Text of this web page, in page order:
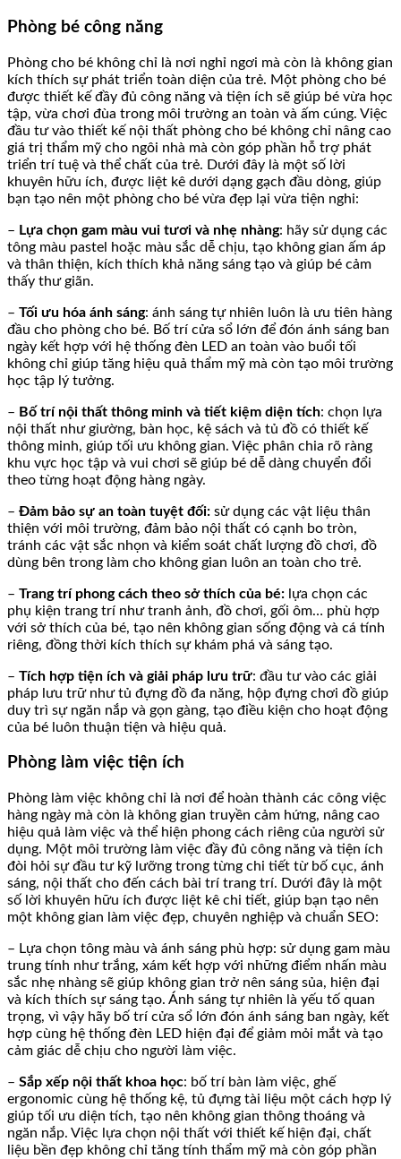
Phòng bé công năng
Phòng cho bé không chỉ là nơi nghỉ ngơi mà còn là không gian
kích thích sự phát triển toàn diện của trẻ. Một phòng cho bé
được thiết kế đầy đủ công năng và tiện ích sẽ giúp bé vừa học
tập, vừa chơi đùa trong môi trường an toàn và ấm cúng. Việc
đầu tư vào thiết kế nội thất phòng cho bé không chỉ nâng cao
giá trị thẩm mỹ cho ngôi nhà mà còn góp phần hỗ trợ phát
triển trí tuệ và thể chất của trẻ. Dưới đây là một số lời
khuyên hữu ích, được liệt kê dưới dạng gạch đầu dòng, giúp
bạn tạo nên một phòng cho bé vừa đẹp lại vừa tiện nghi:
– Lựa chọn gam màu vui tươi và nhẹ nhàng: hãy sử dụng các
tông màu pastel hoặc màu sắc dễ chịu, tạo không gian ấm áp
và thân thiện, kích thích khả năng sáng tạo và giúp bé cảm
thấy thư giãn.
– Tối ưu hóa ánh sáng: ánh sáng tự nhiên luôn là ưu tiên hàng
đầu cho phòng cho bé. Bố trí cửa sổ lớn để đón ánh sáng ban
ngày kết hợp với hệ thống đèn LED an toàn vào buổi tối
không chỉ giúp tăng hiệu quả thẩm mỹ mà còn tạo môi trường
học tập lý tưởng.
– Bố trí nội thất thông minh và tiết kiệm diện tích: chọn lựa
nội thất như giường, bàn học, kệ sách và tủ đồ có thiết kế
thông minh, giúp tối ưu không gian. Việc phân chia rõ ràng
khu vực học tập và vui chơi sẽ giúp bé dễ dàng chuyển đổi
theo từng hoạt động hàng ngày.
– Đảm bảo sự an toàn tuyệt đối: sử dụng các vật liệu thân
thiện với môi trường, đảm bảo nội thất có cạnh bo tròn,
tránh các vật sắc nhọn và kiểm soát chất lượng đồ chơi, đồ
dùng bên trong làm cho không gian luôn an toàn cho trẻ.
– Trang trí phong cách theo sở thích của bé: lựa chọn các
phụ kiện trang trí như tranh ảnh, đồ chơi, gối ôm… phù hợp
với sở thích của bé, tạo nên không gian sống động và cá tính
riêng, đồng thời kích thích sự khám phá và sáng tạo.
– Tích hợp tiện ích và giải pháp lưu trữ: đầu tư vào các giải
pháp lưu trữ như tủ đựng đồ đa năng, hộp đựng chơi đồ giúp
duy trì sự ngăn nắp và gọn gàng, tạo điều kiện cho hoạt động
của bé luôn thuận tiện và hiệu quả.
Phòng làm việc tiện ích
Phòng làm việc không chỉ là nơi để hoàn thành các công việc
hàng ngày mà còn là không gian truyền cảm hứng, nâng cao
hiệu quả làm việc và thể hiện phong cách riêng của người sử
dụng. Một môi trường làm việc đầy đủ công năng và tiện ích
đòi hỏi sự đầu tư kỹ lưỡng trong từng chi tiết từ bố cục, ánh
sáng, nội thất cho đến cách bài trí trang trí. Dưới đây là một
số lời khuyên hữu ích được liệt kê chi tiết, giúp bạn tạo nên
một không gian làm việc đẹp, chuyên nghiệp và chuẩn SEO:
– Lựa chọn tông màu và ánh sáng phù hợp: sử dụng gam màu
trung tính như trắng, xám kết hợp với những điểm nhấn màu
sắc nhẹ nhàng sẽ giúp không gian trở nên sáng sủa, hiện đại
và kích thích sự sáng tạo. Ánh sáng tự nhiên là yếu tố quan
trọng, vì vậy hãy bố trí cửa sổ lớn đón ánh sáng ban ngày, kết
hợp cùng hệ thống đèn LED hiện đại để giảm mỏi mắt và tạo
cảm giác dễ chịu cho người làm việc.
– Sắp xếp nội thất khoa học: bố trí bàn làm việc, ghế
ergonomic cùng hệ thống kệ, tủ đựng tài liệu một cách hợp lý
giúp tối ưu diện tích, tạo nên không gian thông thoáng và
ngăn nắp. Việc lựa chọn nội thất với thiết kế hiện đại, chất
liệu bền đẹp không chỉ tăng tính thẩm mỹ mà còn góp phần